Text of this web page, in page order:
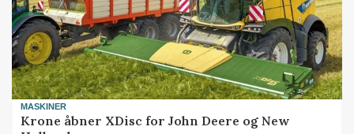
MASKINER
Krone åbner XDisc for John Deere og New